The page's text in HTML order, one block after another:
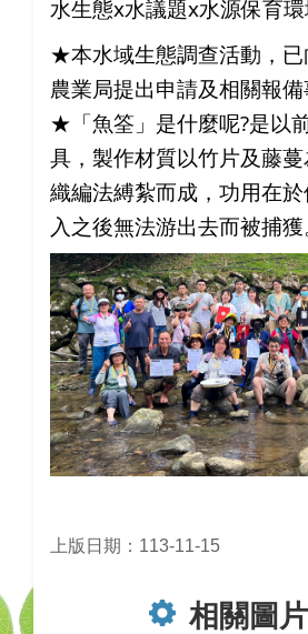
水生態x水議題x水源保育環
★本水域生態調查活動，
農業局提出申請及相關報備
★「魚筌」是什麼呢?是以
具，製作材質以竹片及藤
織編法縛紮而成，功用在
入之後無法游出去而被捕獲
上版日期：113-11-15
相關圖片